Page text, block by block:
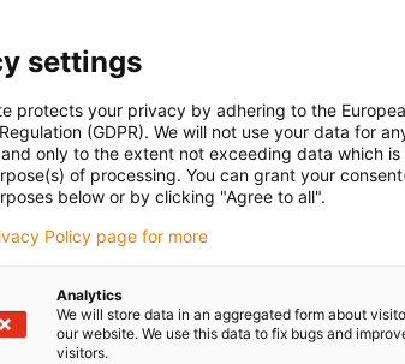
0.2m, conetor reto
de motor adequado para motores de passo
controlo DLE-CU-9
para o motor de passo correspondente
settings
protects your privacy by adhering to the
(GDPR). We will not use your data for
only to the extent not exceeding data which is
of processing. You can grant your
below or by clicking "Agree to all".
Policy page for more
Analytics
We will store data in an aggregated form about
our website. We use this data to fix bugs and
visitors.